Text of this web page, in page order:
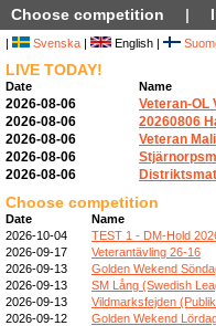
Choose competition |
| Svenska | English |
LIVE TODAY!
Date Name
2026-08-06 Veteran-OL
2026-08-06
20260806
2026-08-06
Veteran
2026-08-06
2026-08-06
Choose competition
Date Name
2026-10-04
TEST 1 - DM-Hold
2026-09-17
Veterantävling 26-16
2026-09-13
Golden Wekend
2026-09-13
SM Lång (Swedish
2026-09-13
Vildmarksfejden
2026-09-12
Golden Wekend